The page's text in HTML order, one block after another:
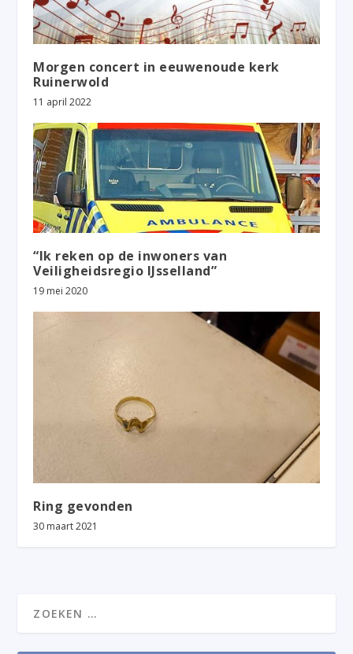
Morgen concert in eeuwenoude kerk
Ruinerwold
11 april 2022
“Ik reken op de inwoners van
Veiligheidsregio IJsselland”
19 mei 2020
Ring gevonden
30 maart 2021